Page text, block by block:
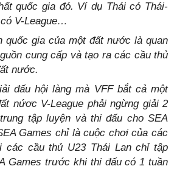
quốc gia đó. Ví dụ Thái có Thái-
V-League…
quốc gia của một đất nước là quan
cung cấp và tạo ra các cầu thủ
nước.
đấu hội làng mà VFF bắt cả một
nứơc V-League phải ngừng giải 2
tập luyện và thi đấu cho SEA
Games chỉ là cuộc chơi của các
các cầu thủ U23 Thái Lan chỉ tập
Games trước khi thi đấu có 1 tuần